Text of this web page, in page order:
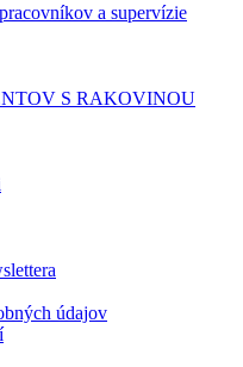
a supervízie
S RAKOVINOU
údajov